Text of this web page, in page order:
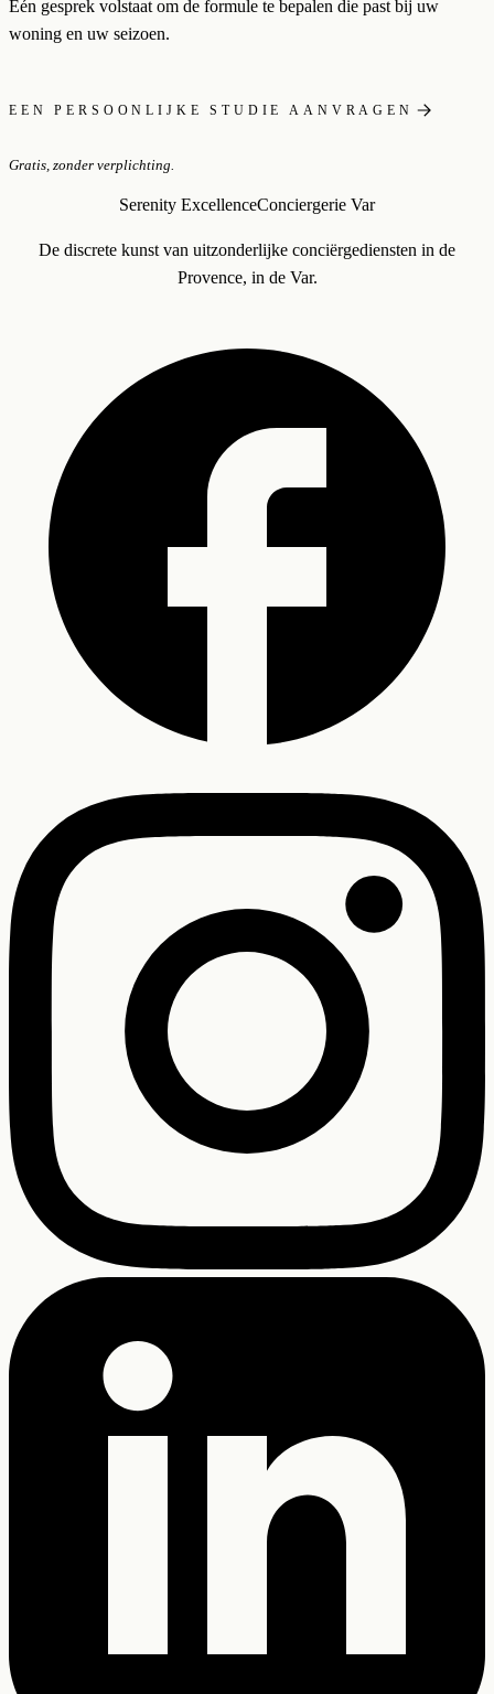
Eén gesprek volstaat om de formule te bepalen die past bij uw
woning en uw seizoen.
EEN PERSOONLIJKE STUDIE AANVRAGEN
Gratis, zonder verplichting.
Serenity ExcellenceConciergerie Var
De discrete kunst van uitzonderlijke conciërgediensten in de
Provence, in de Var.